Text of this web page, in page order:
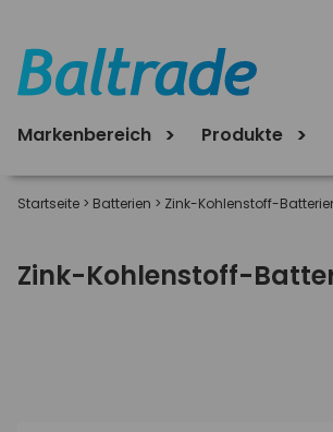
Produkte
Markenbereich
Startseite > Batterien > Zink-Kohlenstoff-
Zink-Kohlenstoff-